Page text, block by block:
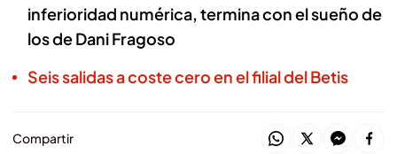
inferioridad numérica, termina con el sueño de
los de Dani Fragoso
Seis salidas a coste cero en el filial del Betis
Compartir